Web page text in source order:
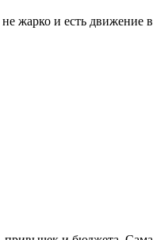
жарко и есть движение